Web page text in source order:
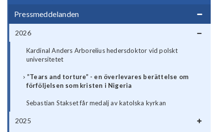
Pressmeddelanden
2026
Kardinal Anders Arborelius hedersdoktor vid polskt
universitetet
”Tears and torture” - en överlevares berättelse om
förföljelsen som kristen i Nigeria
Sebastian Stakset får medalj av katolska kyrkan
2025